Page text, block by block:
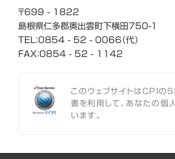
〒699 - 1822
島根県仁多郡奥出雲町 下横田750-1
TEL：0854 - 52 - 0066（代）
FAX：0854 - 52 - 1142
このウェブサイトはCPIの
書を利用して、あなたの個
います。